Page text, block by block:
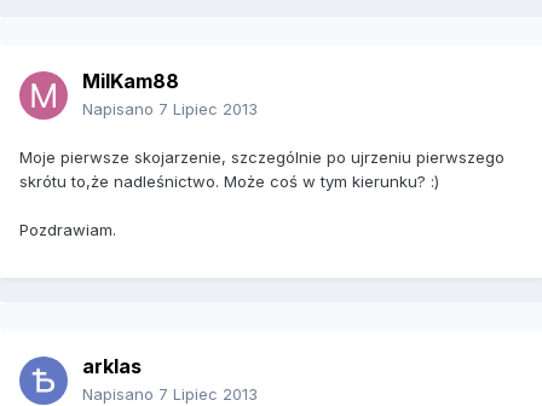
MilKam88
Napisano 7 Lipiec 2013
Moje pierwsze skojarzenie, szczególnie po ujrzeniu pierwszego
skrótu to,że nadleśnictwo. Może coś w tym kierunku? :)
Pozdrawiam.
arklas
Napisano 7 Lipiec 2013